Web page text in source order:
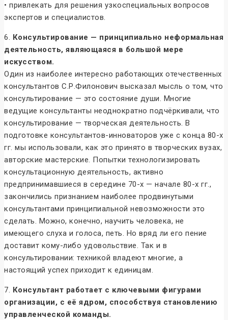
• привлекать для решения узкоспециальных вопросов
экспертов и специалистов.
6. Консультирование — принципиально неформальная
деятельность, являющаяся в большой мере
искусством.
Один из наиболее интересно работающих отечественных
консультантов С.Р.Филонович высказал мысль о том, что
консультирование — это состояние души. Многие
ведущие консультанты неоднократно подчёркивали, что
консультирование — творческая деятельность. В
подготовке консультантов-инноваторов уже с конца 80-х
гг. мы использовали, как это принято в творческих вузах,
авторские мастерские. Попытки технологизировать
консультационную деятельность, активно
предпринимавшиеся в середине 70-х — начале 80-х гг.,
закончились признанием наиболее продвинутыми
консультантами принципиальной невозможности это
сделать. Можно, конечно, научить человека, не
имеющего слуха и голоса, петь. Но вряд ли его пение
доставит кому-либо удовольствие. Так и в
консультировании: техникой владеют многие, а
настоящий успех приходит к единицам.
7. Консультант работает с ключевыми фигурами
организации, с её ядром, способствуя становлению
управленческой команды.